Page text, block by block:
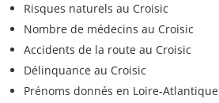
Risques naturels au Croisic
Nombre de médecins au Croisic
Accidents de la route au Croisic
Délinquance au Croisic
Prénoms donnés en Loire-Atlantique